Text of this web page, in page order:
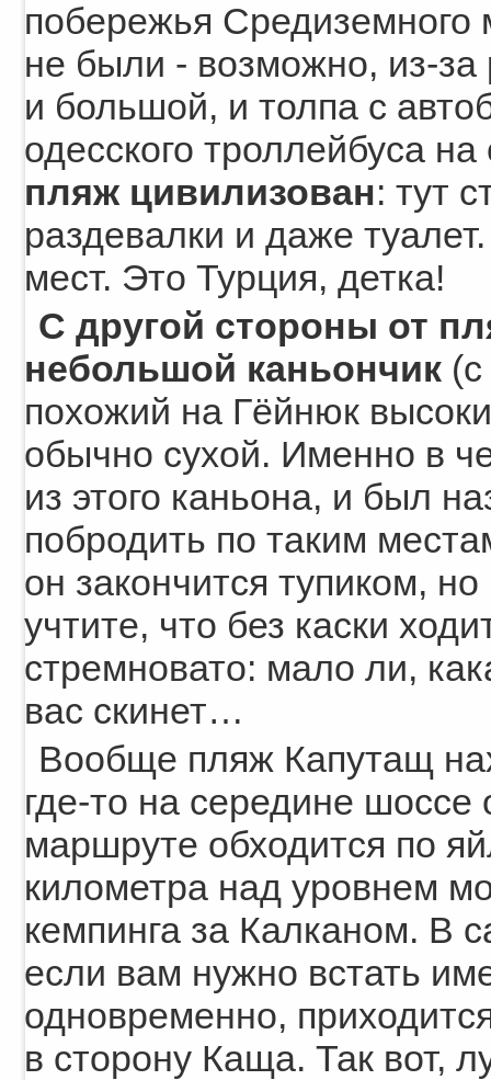
побережья Средиземного
не были - возможно, из-
и большой, и толпа с
одесского троллейбуса
пляж цивилизован: тут
раздевалки и даже
мест. Это Турция, детка!
С другой стороны от
небольшой каньончик
похожий на Гёйнюк
обычно сухой. Именно в
из этого каньона, и был
побродить по таким
он закончится тупиком,
учтите, что без каски
стремновато: мало ли,
вас скинет…
Вообще пляж Капутащ
где-то на середине
маршруте обходится по
километра над уровнем
кемпинга за Калканом. В
если вам нужно встать
одновременно,
в сторону Каща. Так вот,